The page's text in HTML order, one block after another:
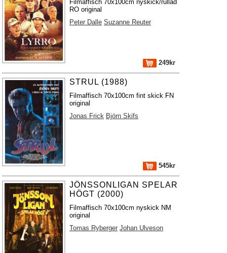
Filmaffisch 70x100cm nyskick/rullad
RO original
Peter Dalle Suzanne Reuter
249kr
STRUL (1988)
Filmaffisch 70x100cm fint skick FN
original
Jonas Frick Björn Skifs
545kr
JÖNSSONLIGAN SPELAR
HÖGT (2000)
Filmaffisch 70x100cm nyskick NM
original
Tomas Ryberger Johan Ulveson